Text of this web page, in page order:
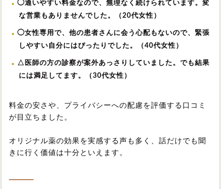
◯通いやすい料金なので、無理なく続けられています。変
な営業もありませんでした。（20代女性）
◯女性専用で、他の患者さんに会う心配もないので、緊張
しやすい自分にはぴったりでした。（40代女性）
△医師の方の診察が案外あっさりしていました。でも結果
には満足してます。（30代女性）
料金の安さや、プライバシーへの配慮を評価する口コミ
が目立ちました。
オリジナル薬の効果を実感する声も多く、話だけでも聞
きに行く価値は十分といえます。